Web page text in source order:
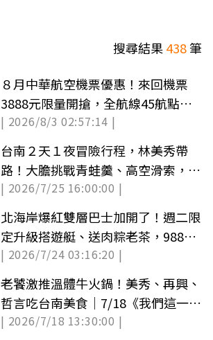
搜尋結果438筆
８月中華航空機票優惠！來回機票
3888元限量開搶，全航線45航點下
殺８折起
| 2026/8/3 02:57:14 |
台南２天１夜冒險行程，林美秀帶
路！大膽挑戰青蛙羹、高空滑索，現
採愛文芒果
| 2026/7/25 16:00:00 |
北海岸爆紅雙層巴士加開了！週二限
定升級搭遊艇、送肉粽老茶，988元
開搶
| 2026/7/24 03:16:20 |
老饕激推溫體牛火鍋！美秀、再興、
哲言吃台南美食｜7/18《我們這一
家》店家資訊
| 2026/7/18 13:30:00 |